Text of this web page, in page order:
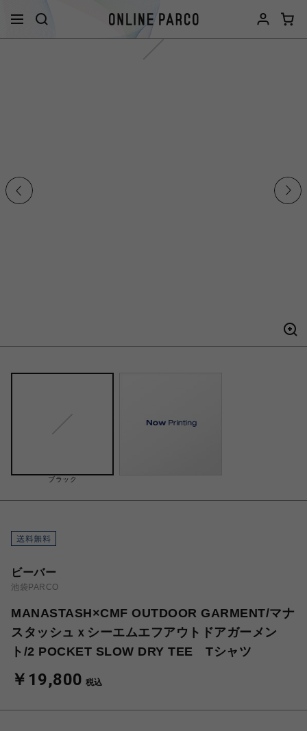
ブラック
ビーバー
池袋PARCO
MANASTASH×CMF OUTDOOR GARMENT/マナ
スタッシュｘシーエムエフアウトドアガーメン
ト/2 POCKET SLOW DRY TEE Tシャツ
￥19,800 税込